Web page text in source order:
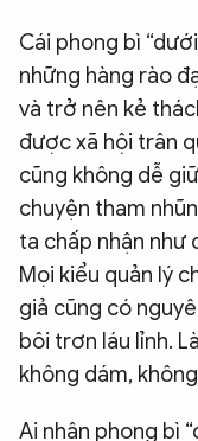
Cái phong bì
những hàng rào
và trở nên kẻ
được xã hội trân
cũng không dễ
chuyện tham
ta chấp nhận như
Mọi kiểu quản lý
giả cũng có
bôi trơn láu lỉnh.
không dám,
Ai nhận phong bì